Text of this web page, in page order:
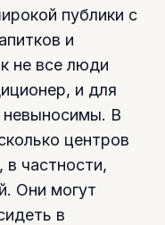
публики с
и
не все люди
и для
невыносимы. В
центров
частности,
Они могут
в